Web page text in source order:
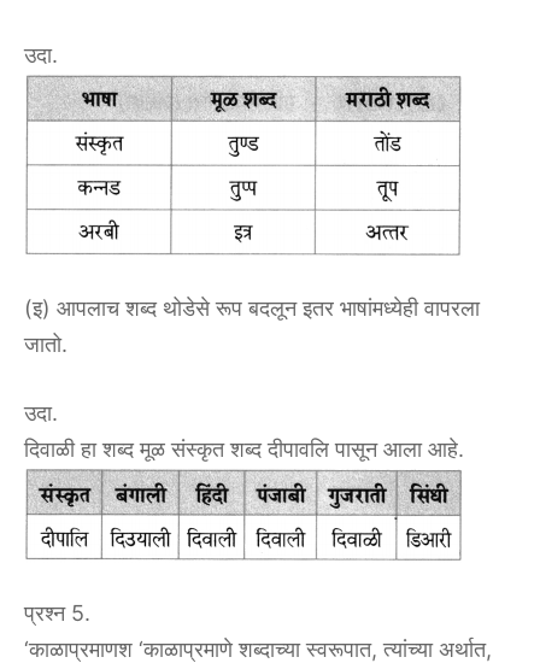
उदा.
(इ) आपलाच शब्द थोडेसे रूप बदलून इतर भाषांमध्येही वापरला
जातो.
उदा.
दिवाळी हा शब्द मूळ संस्कृत शब्द दीपावलि पासून आला आहे.
प्रश्न 5.
‘काळाप्रमाणश ‘काळाप्रमाणे शब्दाच्या स्वरूपात, त्यांच्या अर्थात,